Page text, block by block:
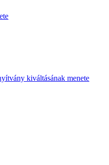
kiváltásának menete